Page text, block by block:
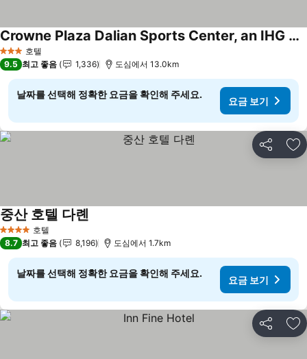
3 성급 호텔
Crowne Plaza Dalian Sports Center, an IHG Hotel
요금 보기
9.5 최고 좋음 1,336 도심에서 13.0km
날짜를 선택해 정확한 요금을 확인해 주세요.
요금 보기
공유 즐
4 성급 호텔
중산 호텔 다롄
8.7 최고 좋음 8,196 도심에서 1.7km
날짜를 선택해 정확한 요금을 확인해 주세요.
요금 보기
공유 즐